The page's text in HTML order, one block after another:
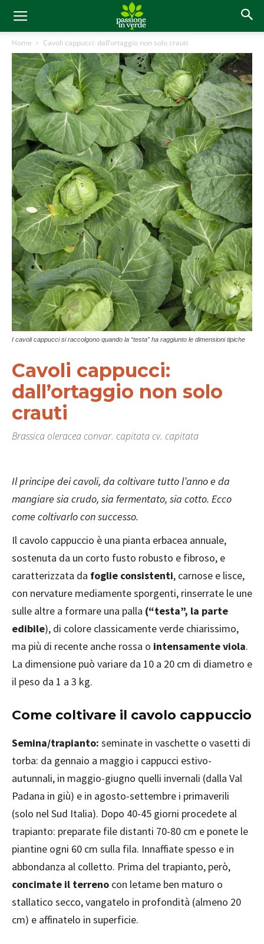
Home Cavoli cappucci: dall’ortaggio non solo crauti
I cavoli cappucci si raccolgono quando la “testa” ha raggiunto le dimensioni tipiche
Cavoli cappucci:
dall’ortaggio non solo
crauti
Brassica oleracea convar. capitata cv. capitata
Il principe dei cavoli, da coltivare tutto l’anno e da
mangiare sia crudo, sia fermentato, sia cotto. Ecco
come coltivarlo con successo.
Il cavolo cappuccio è una pianta erbacea annuale,
sostenuta da un corto fusto robusto e fibroso, e
caratterizzata da foglie consistenti, carnose e lisce,
con nervature mediamente sporgenti, rinserrate le une
sulle altre a formare una palla (“testa”, la parte
edibile), di colore classicamente verde chiarissimo,
ma più di recente anche rossa o intensamente viola.
La dimensione può variare da 10 a 20 cm di diametro e
il peso da 1 a 3 kg.
Come coltivare il cavolo cappuccio
Semina/trapianto: seminate in vaschette o vasetti di
torba: da gennaio a maggio i cappucci estivo-
autunnali, in maggio-giugno quelli invernali (dalla Val
Padana in giù) e in agosto-settembre i primaverili
(solo nel Sud Italia). Dopo 40-45 giorni procedete al
trapianto: preparate file distanti 70-80 cm e ponete le
piantine ogni 60 cm sulla fila. Innaffiate spesso e in
abbondanza al colletto. Prima del trapianto, però,
concimate il terreno con letame ben maturo o
stallatico secco, vangatelo in profondità (almeno 20
cm) e affinatelo in superficie.